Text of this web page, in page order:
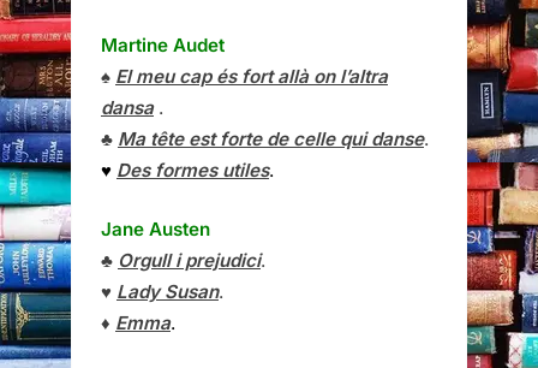
Martine Audet
♠ El meu cap és fort allà on l’altra
dansa.
♣ Ma tête est forte de celle qui danse.
♥ Des formes utiles.
Jane Austen
♣ Orgull i prejudici.
♥ Lady Susan.
♦ Emma.